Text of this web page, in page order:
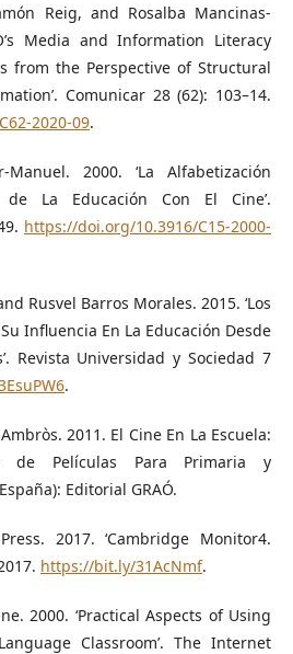
Reig, and Rosalba Mancinas-
Media and Information Literacy
from the Perspective of Structural
Comunicar 28 (62): 103–14.
2020-09.
Manuel. 2000. ‘La Alfabetización
La Educación Con El Cine’.
https://doi.org/10.3916/C15-2000-
Rusvel Barros Morales. 2015. ‘Los
Influencia En La Educación Desde
Revista Universidad y Sociedad 7
.
2011. El Cine En La Escuela:
de Películas Para Primaria y
Editorial GRAÓ.
2017. ‘Cambridge Monitor4.
https://bit.ly/31AcNmf.
2000. ‘Practical Aspects of Using
Classroom’. The Internet